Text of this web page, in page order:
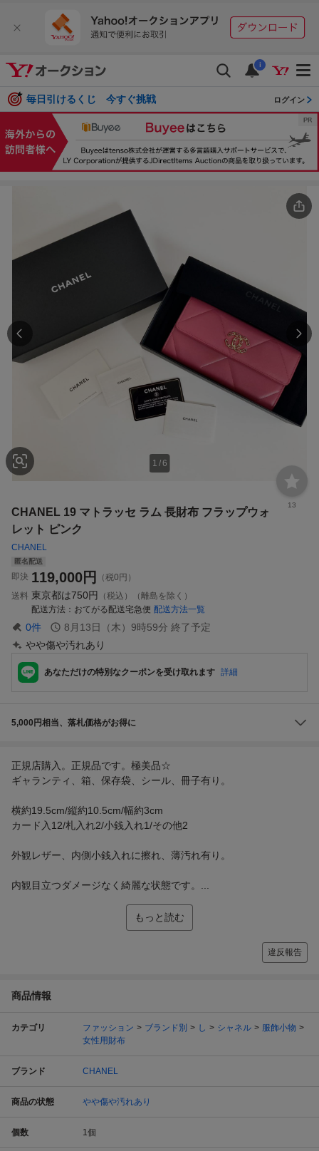
i
毎日引けるくじ 今すぐ挑戦 ログイン
1 /6
13
CHANEL 19 マトラッセ ラム 長財布 フラップウォ
レット ピンク
CHANEL
匿名配送
即決 119,000円
（税0円）
送料 東京都は750円
（税込）（離島を除く）
配送方法
おてがる配送宅急便 配送方法一覧
0件 8月13日（木）9時59分 終了予定
やや傷や汚れあり
あなただけの特別なクーポンを受け取れます 詳細
5,000円相当、落札価格がお得に
正規店購入。正規品です。極美品☆
ギャランティ、箱、保存袋、シール、冊子有り。
横約19.5cm/縦約10.5cm/幅約3cm
カード入12/札入れ2/小銭入れ1/その他2
外観レザー、内側小銭入れに擦れ、薄汚れ有り。
内観目立つダメージなく綺麗な状態です。...
もっと読む
違反報告
商品情報
カテゴリ ファッション ブランド別 し シャネル
服飾小物
女性用財布
ブランド CHANEL
商品の状態 やや傷や汚れあり
個数 1個